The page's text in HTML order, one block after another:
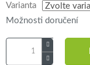
Varianta
Možnosti doručení